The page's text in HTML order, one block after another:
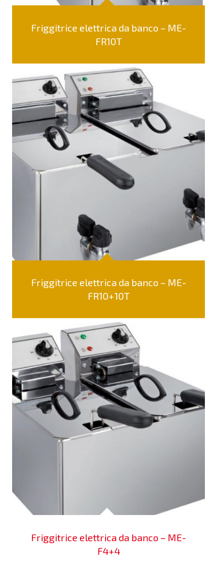
Friggitrice elettrica da banco – ME-
FR10T
Friggitrice elettrica da banco – ME-
FR10+10T
Friggitrice elettrica da banco – ME-
F4+4